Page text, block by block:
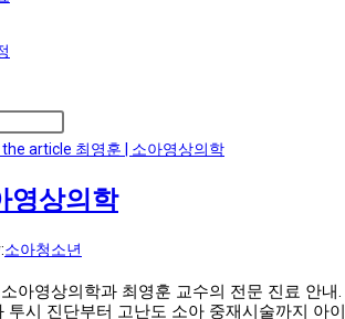
영상의학
소아청소년
아영상의학과 최영훈 교수의 전문 진료 안
투시 진단부터 고난도 소아 중재시술까지 아